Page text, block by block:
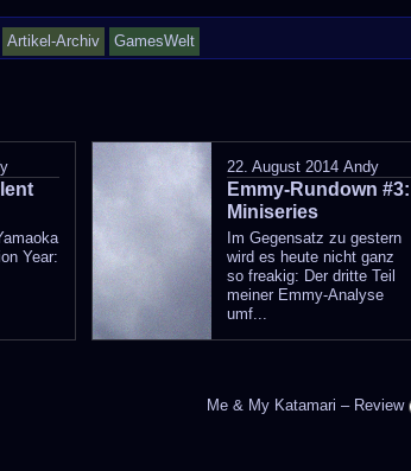
This
Artikel-Archiv GamesWelt
Year:
22. August 2014 Andy
Emmy-Rundown #3:
Miniseries
Im Gegensatz zu gestern
wird es heute nicht ganz
so freakig: Der dritte Teil
meiner Emmy-Analyse
umf...
Me & My Katamari – Review